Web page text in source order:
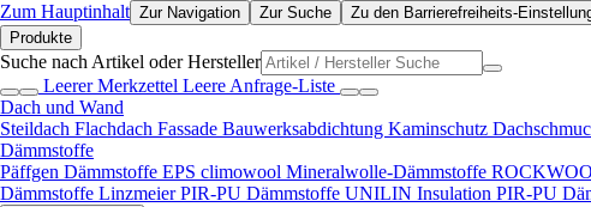
Zum Hauptinhalt Zur Navigation Zur Suche
Zu den Barrierefreiheits-
Produkte
Suche nach Artikel oder Hersteller
Leerer Merkzettel Leere Anfrage-Liste
Dach und Wand
Steildach Flachdach Fassade Bauwerksabdichtung Kaminschutz
Dämmstoffe
Päffgen Dämmstoffe EPS climowool Mineralwolle-Dämmstoffe
Dämmstoffe Linzmeier PIR-PU Dämmstoffe UNILIN Insulation PIR-PU